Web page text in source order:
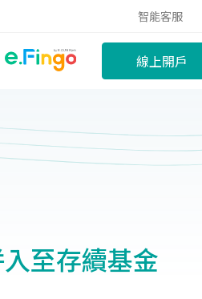
智能客服
線上開戶
至存續基金